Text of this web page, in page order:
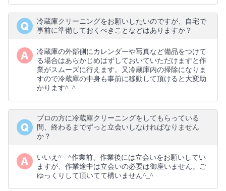
冷蔵庫クリーニングをお願いしたいのですが、自宅で
事前に準備しておくべきことなどはありますか？
冷蔵庫の外部側にカレンダーや写真など備品をつけて
る場合はあらかじめはずしておいていただけますと作
業がスムーズに行えます。又冷蔵庫内の掃除になりま
すので冷蔵庫の中身も事前に移動して頂けると大変助
かります^_^
プロの方に冷蔵庫クリーニングをしてもらっている
間、終わるまでずっと立会いしなければなりません
か？
いいえ^ - ^作業前、作業後には立会いをお願いしてい
ますが、作業途中は立会いの必要は御座いません。ご
ゆっくりして頂いてて構いません^_^